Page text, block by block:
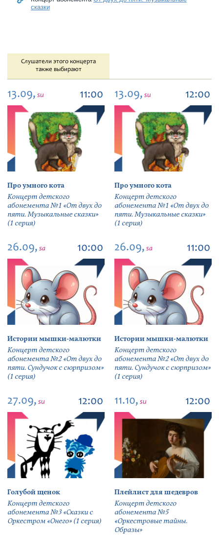
сказки
Слушатели этого концерта
также выбирают
13.09, su 11:00
Про умного кота
Концерт детского
абонемента №1 «От двух до
пяти. Музыкальные сказки»
(1 серия)
13.09, su 12:00
Про умного кота
Концерт детского
абонемента №1 «От двух до
пяти. Музыкальные сказки»
(1 серия)
26.09, sa 10:00
Истории мышки-малютки
Концерт детского
абонемента №2 «От двух до
пяти. Сундучок с сюрпризом»
(1 серия)
26.09, sa 11:00
Истории мышки-малютки
Концерт детского
абонемента №2 «От двух до
пяти. Сундучок с сюрпризом»
(1 серия)
27.09, su 12:00
Голубой щенок
Концерт детского
абонемента №3 «Сказки с
Оркестром «Онего» (1 серия)
11.10, su 12:00
Плейлист для шедевров
Концерт детского
абонемента №5
«Оркестровые тайны.
Образы»